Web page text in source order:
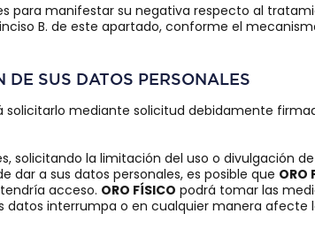
para manifestar su negativa respecto al
B. de este apartado, conforme el
SUS DATOS PERSONALES
solicitarlo mediante solicitud debidamente
solicitando la limitación del uso o divulgación
dar a sus datos personales, es posible que ORO
acceso. ORO FÍSICO podrá tomar las
interrumpa o en cualquier manera afecte